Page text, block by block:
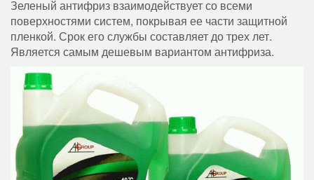
Зеленый антифриз взаимодействует со всеми
поверхностями систем, покрывая ее части защитной
пленкой. Срок его службы составляет до трех лет.
Является самым дешевым вариантом антифриза.